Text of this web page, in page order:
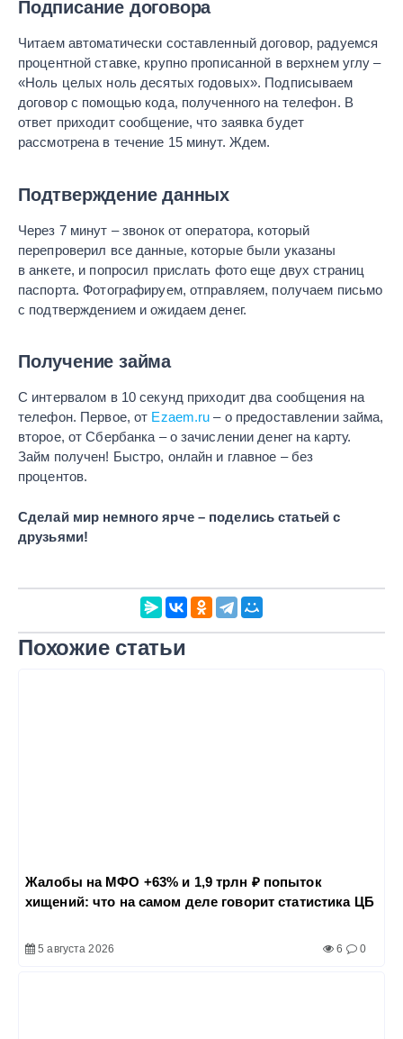
Подписание договора
Читаем автоматически составленный договор, радуемся
процентной ставке, крупно прописанной в верхнем углу –
«Ноль целых ноль десятых годовых». Подписываем
договор с помощью кода, полученного на телефон. В
ответ приходит сообщение, что заявка будет
рассмотрена в течение 15 минут. Ждем.
Подтверждение данных
Через 7 минут – звонок от оператора, который
перепроверил все данные, которые были указаны
в анкете, и попросил прислать фото еще двух страниц
паспорта. Фотографируем, отправляем, получаем письмо
с подтверждением и ожидаем денег.
Получение займа
С интервалом в 10 секунд приходит два сообщения на
телефон. Первое, от Ezaem.ru– о предоставлении займа,
второе, от Сбербанка – о зачислении денег на карту.
Займ получен! Быстро, онлайн и главное – без
процентов.
Сделай мир немного ярче – поделись статьей с
друзьями!
Похожие статьи
Жалобы на МФО +63% и 1,9 трлн ₽ попыток
хищений: что на самом деле говорит статистика ЦБ
5 августа 2026 6 0